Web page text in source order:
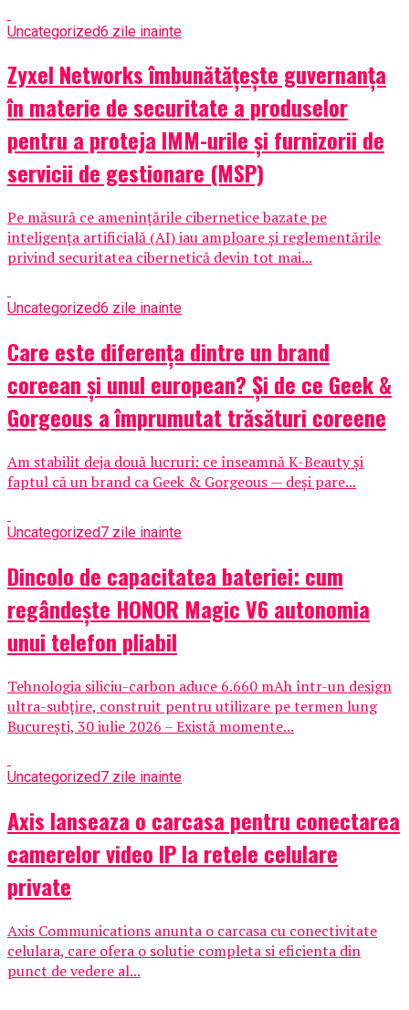
Uncategorized6 zile inainte
Zyxel Networks îmbunătățește guvernanța
în materie de securitate a produselor
pentru a proteja IMM-urile și furnizorii de
servicii de gestionare (MSP)
Pe măsură ce amenințările cibernetice bazate pe
inteligența artificială (AI) iau amploare și reglementările
privind securitatea cibernetică devin tot mai...
Uncategorized6 zile inainte
Care este diferența dintre un brand
coreean și unul european? Și de ce Geek &
Gorgeous a împrumutat trăsături coreene
Am stabilit deja două lucruri: ce înseamnă K-Beauty și
faptul că un brand ca Geek & Gorgeous — deși pare...
Uncategorized7 zile inainte
Dincolo de capacitatea bateriei: cum
regândește HONOR Magic V6 autonomia
unui telefon pliabil
Tehnologia siliciu-carbon aduce 6.660 mAh într-un design
ultra-subțire, construit pentru utilizare pe termen lung
București, 30 iulie 2026 – Există momente...
Uncategorized7 zile inainte
Axis lanseaza o carcasa pentru conectarea
camerelor video IP la retele celulare
private
Axis Communications anunta o carcasa cu conectivitate
celulara, care ofera o solutie completa si eficienta din
punct de vedere al...